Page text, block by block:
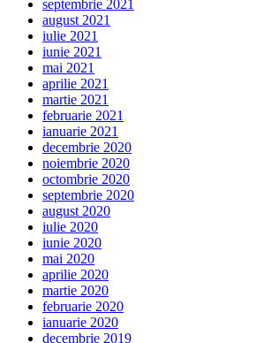
septembrie 2021
august 2021
iulie 2021
iunie 2021
mai 2021
aprilie 2021
martie 2021
februarie 2021
ianuarie 2021
decembrie 2020
noiembrie 2020
octombrie 2020
septembrie 2020
august 2020
iulie 2020
iunie 2020
mai 2020
aprilie 2020
martie 2020
februarie 2020
ianuarie 2020
decembrie 2019